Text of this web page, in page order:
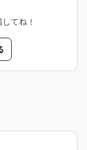
てね！